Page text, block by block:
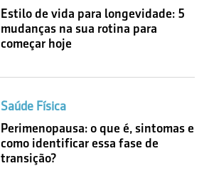
Estilo de vida para longevidade: 5
mudanças na sua rotina para
começar hoje
Saúde Física
Perimenopausa: o que é, sintomas e
como identificar essa fase de
transição?